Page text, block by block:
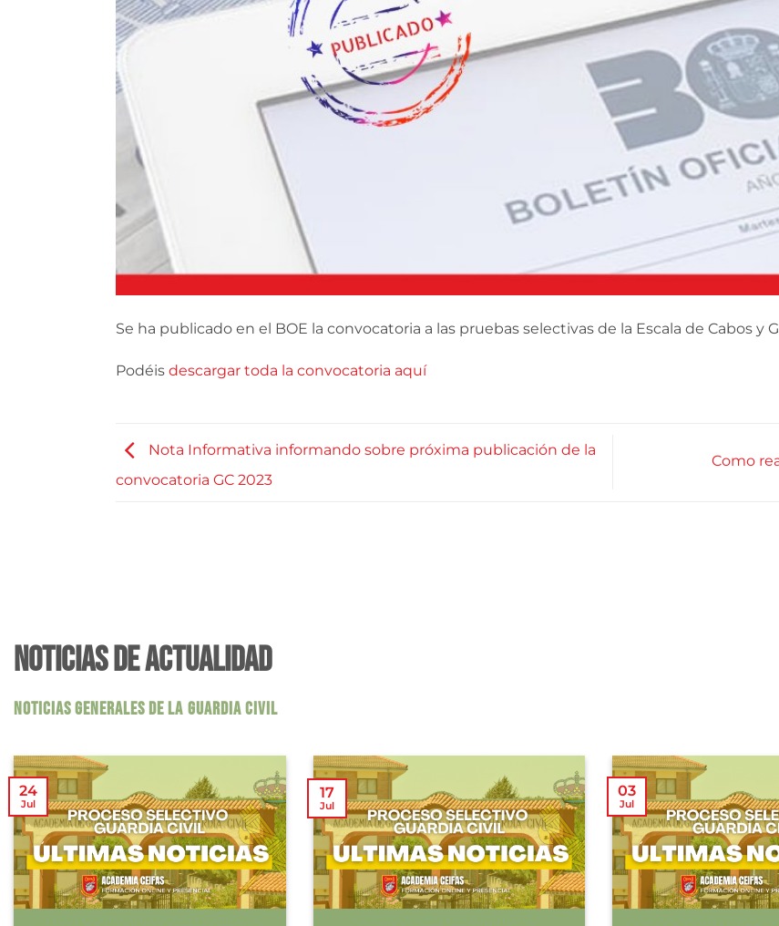
Se ha publicado en el BOE la convocatoria a las pruebas selectivas de la Escala de Cabos y
Podéis descargar toda la convocatoria aquí
Nota Informativa informando sobre próxima publicación de la
convocatoria GC 2023
Como
NOTICIAS DE ACTUALIDAD
NOTICIAS GENERALES DE LA GUARDIA CIVIL
24
Jul
17
Jul
03
Jul